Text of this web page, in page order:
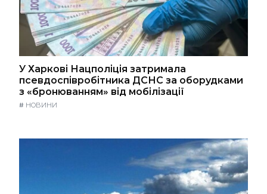
У Харкові Нацполіція затримала
псевдоспівробітника ДСНС за оборудками
з «бронюванням» від мобілізації
# НОВИНИ